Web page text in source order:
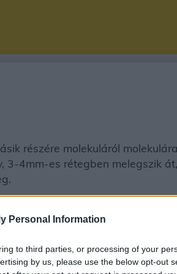
Personal Information
to third parties, or processing of your
by us, please use the below opt-out
részére molekuláról
3-4mm-es rétegben melegszik
előrejelzés Hódara